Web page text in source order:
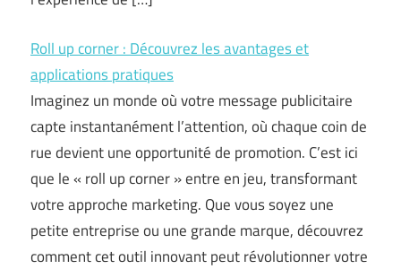
Roll up corner : Découvrez les avantages et
applications pratiques
Imaginez un monde où votre message publicitaire
capte instantanément l’attention, où chaque coin de
rue devient une opportunité de promotion. C’est ici
que le « roll up corner » entre en jeu, transformant
votre approche marketing. Que vous soyez une
petite entreprise ou une grande marque, découvrez
comment cet outil innovant peut révolutionner votre